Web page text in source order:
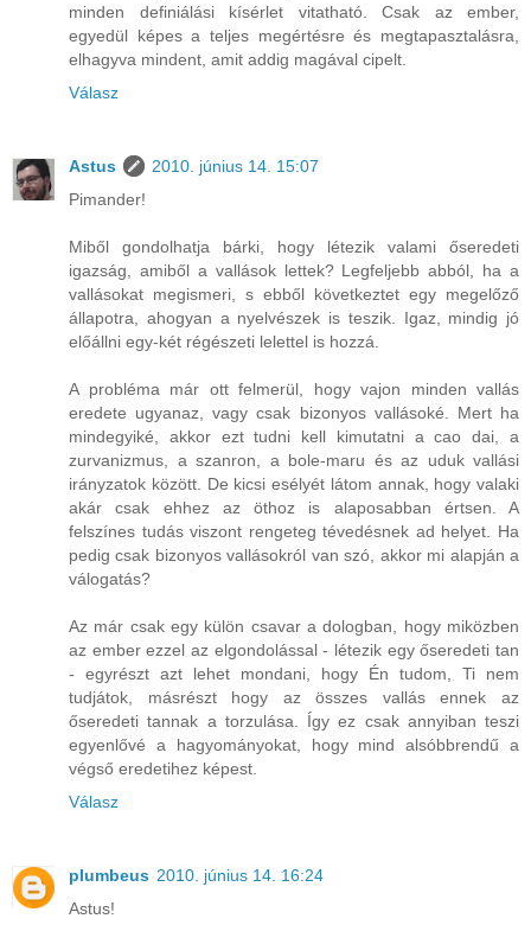
minden definiálási kísérlet vitatható. Csak az ember,
egyedül képes a teljes megértésre és megtapasztalásra,
elhagyva mindent, amit addig magával cipelt.
Válasz
Astus
2010. június 14. 15:07
Pimander!
Miből gondolhatja bárki, hogy létezik valami őseredeti
igazság, amiből a vallások lettek? Legfeljebb abból, ha a
vallásokat megismeri, s ebből következtet egy megelőző
állapotra, ahogyan a nyelvészek is teszik. Igaz, mindig jó
előállni egy-két régészeti lelettel is hozzá.
A probléma már ott felmerül, hogy vajon minden vallás
eredete ugyanaz, vagy csak bizonyos vallásoké. Mert ha
mindegyiké, akkor ezt tudni kell kimutatni a cao dai, a
zurvanizmus, a szanron, a bole-maru és az uduk vallási
irányzatok között. De kicsi esélyét látom annak, hogy valaki
akár csak ehhez az öthoz is alaposabban értsen. A
felszínes tudás viszont rengeteg tévedésnek ad helyet. Ha
pedig csak bizonyos vallásokról van szó, akkor mi alapján a
válogatás?
Az már csak egy külön csavar a dologban, hogy miközben
az ember ezzel az elgondolással - létezik egy őseredeti tan
- egyrészt azt lehet mondani, hogy Én tudom, Ti nem
tudjátok, másrészt hogy az összes vallás ennek az
őseredeti tannak a torzulása. Így ez csak annyiban teszi
egyenlővé a hagyományokat, hogy mind alsóbbrendű a
végső eredetihez képest.
Válasz
plumbeus 2010. június 14. 16:24
Astus!